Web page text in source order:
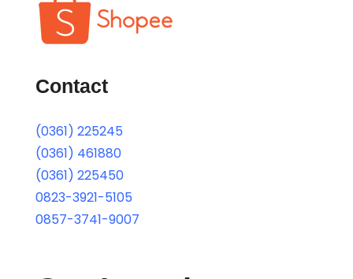
Contact
(0361) 225245
(0361) 461880
(0361) 225450
0823-3921-5105
0857-3741-9007